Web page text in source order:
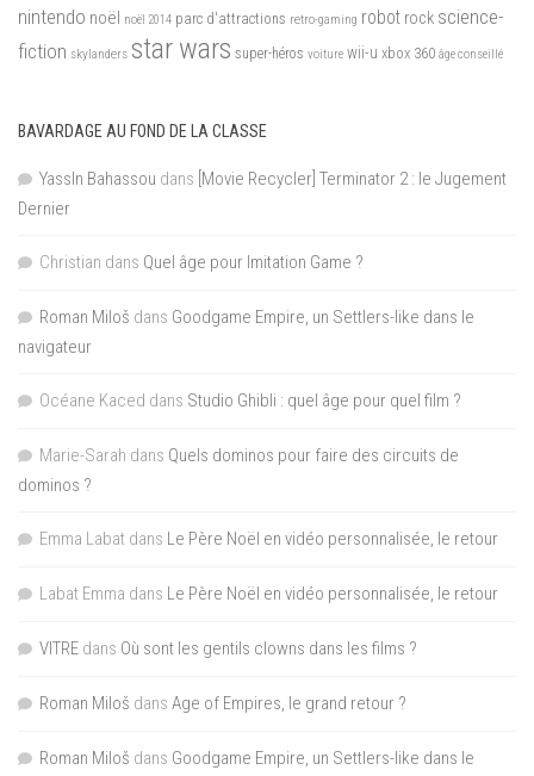
nintendo noël noël 2014 parc d'attractions retro-gaming robot rock science-
fiction skylanders star wars super-héros voiture wii-u xbox 360 âge conseillé
BAVARDAGE AU FOND DE LA CLASSE
YassIn Bahassou dans [Movie Recycler] Terminator 2 : le Jugement
Dernier
Christian dans Quel âge pour Imitation Game ?
Roman Miloš dans Goodgame Empire, un Settlers-like dans le
navigateur
Océane Kaced dans Studio Ghibli : quel âge pour quel film ?
Marie-Sarah dans Quels dominos pour faire des circuits de
dominos ?
Emma Labat dans Le Père Noël en vidéo personnalisée, le retour
Labat Emma dans Le Père Noël en vidéo personnalisée, le retour
VITRE dans Où sont les gentils clowns dans les films ?
Roman Miloš dans Age of Empires, le grand retour ?
Roman Miloš dans Goodgame Empire, un Settlers-like dans le